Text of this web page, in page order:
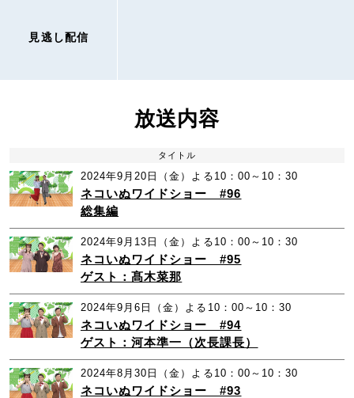
見逃し配信
放送内容
タイトル
2024年9月20日（金）よる10：00～10：30
ネコいぬワイドショー #96
総集編
2024年9月13日（金）よる10：00～10：30
ネコいぬワイドショー #95
ゲスト：髙木菜那
2024年9月6日（金）よる10：00～10：30
ネコいぬワイドショー #94
ゲスト：河本準一（次長課長）
2024年8月30日（金）よる10：00～10：30
ネコいぬワイドショー #93